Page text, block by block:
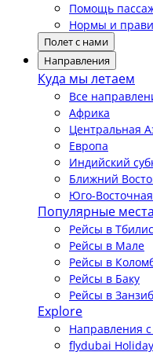
Помощь
Нормы и
Полет с нами
Направления
Куда мы летаем
Все
Африка
Центральная
Европа
Индийский
Ближний
Юго-
Популярные
Рейсы в
Рейсы в Мале
Рейсы в
Рейсы в Баку
Рейсы в
Explore
Направления
flydubai